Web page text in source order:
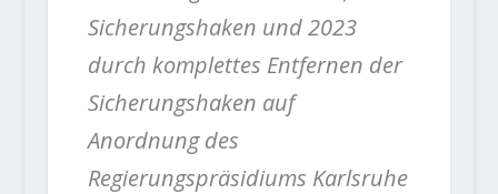
Sicherungshaken und 2023
durch komplettes Entfernen der
Sicherungshaken auf
Anordnung des
Regierungspräsidiums Karlsruhe